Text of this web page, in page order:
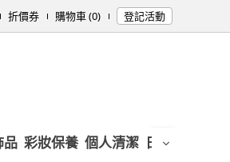
折價券 購物車 (0) 登記活動
品 彩妝保養 個人清潔 日用/紙品